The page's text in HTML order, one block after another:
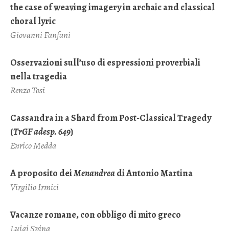
the case of weaving imagery in archaic and classical
choral lyric
Giovanni Fanfani
Osservazioni sull’uso di espressioni proverbiali
nella tragedia
Renzo Tosi
Cassandra in a Shard from Post-Classical Tragedy
(TrGF adesp. 649)
Enrico Medda
A proposito deiMenandreadi Antonio Martina
Virgilio Irmici
Vacanze romane, con obbligo di mito greco
Luigi Spina